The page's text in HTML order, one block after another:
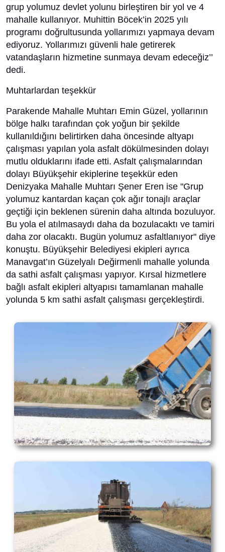
grup yolumuz devlet yolunu birleştiren bir yol ve 4
mahalle kullanıyor. Muhittin Böcek’in 2025 yılı
programı doğrultusunda yollarımızı yapmaya devam
ediyoruz. Yollarımızı güvenli hale getirerek
vatandaşların hizmetine sunmaya devam edeceğiz’’
dedi.
Muhtarlardan teşekkür
Parakende Mahalle Muhtarı Emin Güzel, yollarının
bölge halkı tarafından çok yoğun bir şekilde
kullanıldığını belirtirken daha öncesinde altyapı
çalışması yapılan yola asfalt dökülmesinden dolayı
mutlu olduklarını ifade etti. Asfalt çalışmalarından
dolayı Büyükşehir ekiplerine teşekkür eden
Denizyaka Mahalle Muhtarı Şener Eren ise "Grup
yolumuz kantardan kaçan çok ağır tonajlı araçlar
geçtiği için beklenen sürenin daha altında bozuluyor.
Bu yola el atılmasaydı daha da bozulacaktı ve tamiri
daha zor olacaktı. Bugün yolumuz asfaltlanıyor" diye
konuştu. Büyükşehir Belediyesi ekipleri ayrıca
Manavgat’ın Güzelyalı Değirmenli mahalle yolunda
da sathi asfalt çalışması yapıyor. Kırsal hizmetlere
bağlı asfalt ekipleri altyapısı tamamlanan mahalle
yolunda 5 km sathi asfalt çalışması gerçekleştirdi.